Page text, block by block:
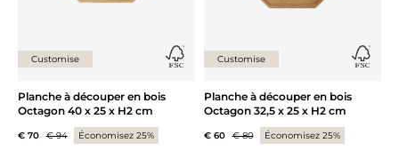
Customise
Planche à découper en bois
Octagon 40 x 25 x H2 cm
€ 70 € 94 Économisez 25%
Customise
Planche à découper en bois
Octagon 32,5 x 25 x H2 cm
€ 60 € 80 Économisez 25%